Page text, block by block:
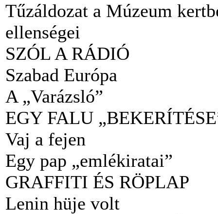
Tűzáldozat a Múzeum
ellenségei
SZÓL A RÁDIÓ
Szabad Európa
A „Varázsló”
EGY FALU
Vaj a fejen
Egy pap „emlékiratai”
GRAFFITI ÉS RÖPLAP
Lenin hüje volt